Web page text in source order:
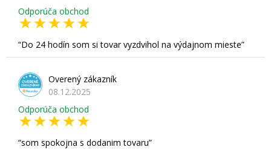
Odporúča obchod
Do 24 hodín som si tovar vyzdvihol na výdajnom mieste
Overený zákazník
08.12.2025
Odporúča obchod
som spokojna s dodanim tovaru